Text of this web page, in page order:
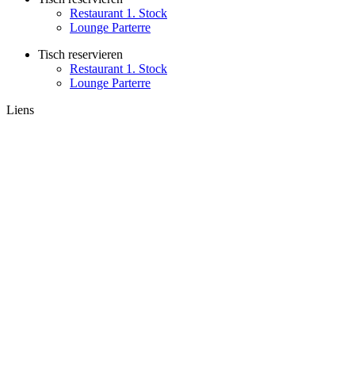
Restaurant 1. Stock
Lounge Parterre
Tisch reservieren
Restaurant 1. Stock
Lounge Parterre
Liens